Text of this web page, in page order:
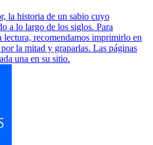
la historia de un sabio cuyo
a lo largo de los siglos. Para
lectura, recomendamos imprimirlo en
la mitad y graparlas. Las páginas
una en su sitio.